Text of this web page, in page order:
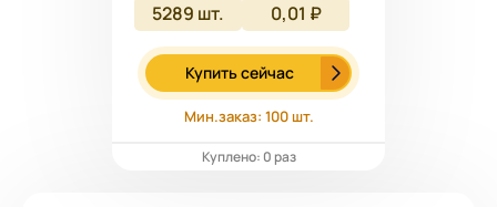
5289 шт. 0,01 ₽
Купить сейчас
Мин.заказ: 100 шт.
Куплено: 0 раз